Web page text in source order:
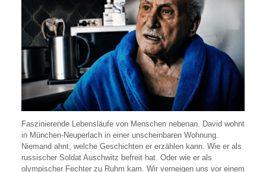
Faszinierende Lebensläufe von Menschen nebenan. David wohnt
in München-Neuperlach in einer unscheinbaren Wohnung.
Niemand ahnt, welche Geschichten er erzählen kann. Wie er als
russischer Soldat Auschwitz befreit hat. Oder wie er als
olympischer Fechter zu Ruhm kam. Wir verneigen uns vor einem